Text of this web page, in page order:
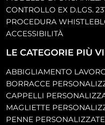
CONTROLLO EX D.LGS.
PROCEDURA
ACCESSIBILITÀ
LE CATEGORIE PIÙ
ABBIGLIAMENTO
BORRACCE
CAPPELLI
MAGLIETTE
PENNE PERSONALIZZATE